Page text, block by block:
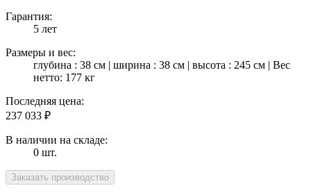
Гарантия:
5 лет
Размеры и вес:
глубина : 38 см | ширина : 38 см | высота : 245 см | Вес
нетто: 177 кг
Последняя цена:
237 033 ₽
В наличии на складе:
0 шт.